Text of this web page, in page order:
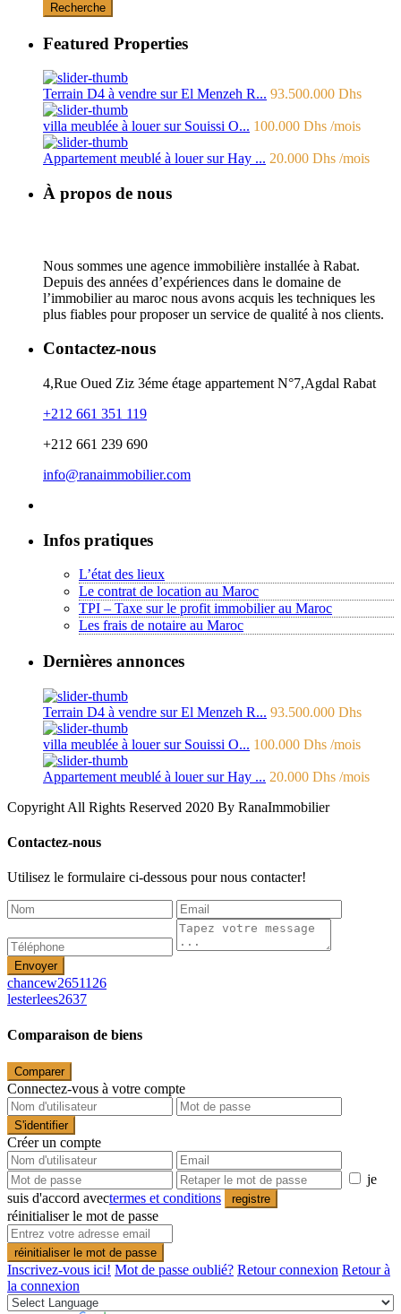
Recherche
Featured Properties
Terrain D4 à vendre sur El Menzeh R... 93.500.000 Dhs
villa meublée à louer sur Souissi O... 100.000 Dhs /mois
Appartement meublé à louer sur Hay ... 20.000 Dhs /mois
À propos de nous
Nous sommes une agence immobilière installée à Rabat.
Depuis des années d’expériences dans le domaine de
l’immobilier au maroc nous avons acquis les techniques les
plus fiables pour proposer un service de qualité à nos clients.
Contactez-nous
4,Rue Oued Ziz 3éme étage appartement N°7,Agdal Rabat
+212 661 351 119
+212 661 239 690
info@ranaimmobilier.com
Infos pratiques
L’état des lieux
Le contrat de location au Maroc
TPI – Taxe sur le profit immobilier au Maroc
Les frais de notaire au Maroc
Dernières annonces
Terrain D4 à vendre sur El Menzeh R... 93.500.000 Dhs
villa meublée à louer sur Souissi O... 100.000 Dhs /mois
Appartement meublé à louer sur Hay ... 20.000 Dhs /mois
Copyright All Rights Reserved 2020 By RanaImmobilier
Contactez-nous
Utilisez le formulaire ci-dessous pour nous contacter!
Envoyer
chancew2651126
lesterlees2637
Comparaison de biens
Comparer
Connectez-vous à votre compte
S'identifier
Créer un compte
je
suis d'accord avectermes et conditions registre
réinitialiser le mot de passe
réinitialiser le mot de passe
Inscrivez-vous ici! Mot de passe oublié? Retour connexion Retour à
la connexion